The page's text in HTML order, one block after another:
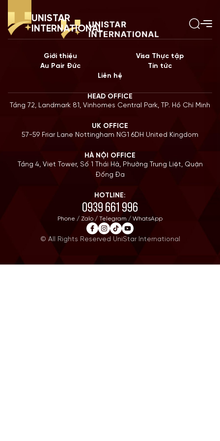
UNISTAR
INTERNATIONAL
Giới thiệu
Visa Thực tập
Au Pair Đức
Tin tức
Liên hệ
HEAD OFFICE
Tầng 72, Landmark 81, Vinhomes Central Park, TP. Hồ Chí Minh
UK OFFICE
57-59 Friar Lane Nottingham NG1 6DH United Kingdom
HÀ NỘI OFFICE
Tầng 4, Viet Tower, Số 1 Thái Hà, Phường Trung Liệt, Quận
Đống Đa
HOTLINE:
0939 661 996
Phone / Zalo / Telegram / WhatsApp
© All Rights Reserved UniStar International